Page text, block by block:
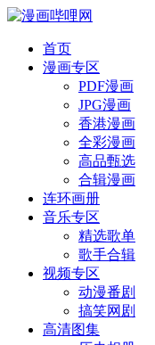
首页
漫画专区
PDF漫画
JPG漫画
香港漫画
全彩漫画
高品甄选
合辑漫画
连环画册
音乐专区
精选歌单
歌手合辑
视频专区
动漫番剧
搞笑网剧
高清图集